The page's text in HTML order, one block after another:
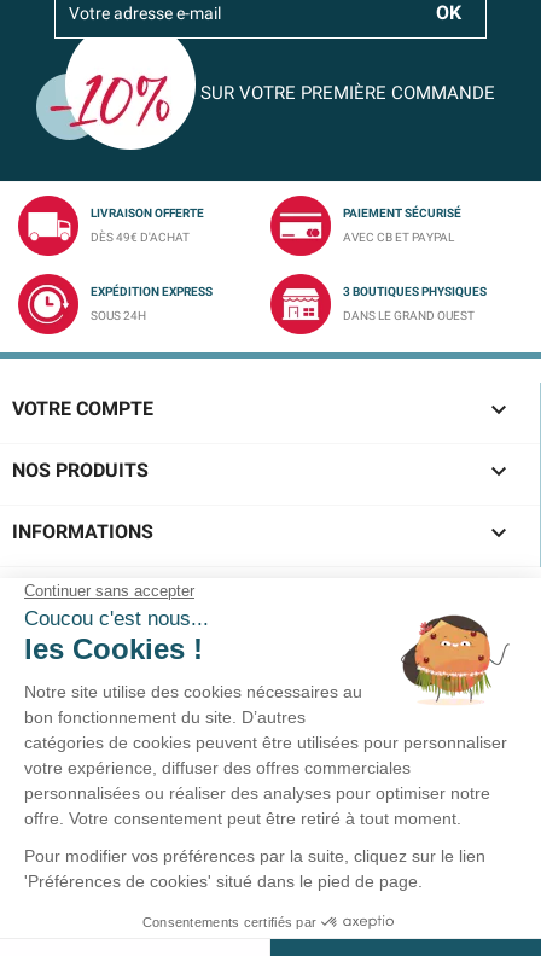
SUR VOTRE PREMIÈRE COMMANDE
LIVRAISON OFFERTE
DÈS 49€ D'ACHAT
PAIEMENT SÉCURISÉ
AVEC CB ET PAYPAL
EXPÉDITION EXPRESS
SOUS 24H
3 BOUTIQUES PHYSIQUES
DANS LE GRAND OUEST
VOTRE COMPTE 
NOS PRODUITS 
INFORMATIONS 
Service clients
02-40-45-25-96
Du lundi au vendredi
10h00-12h30 / 15h00-18h30
Nous écrire >